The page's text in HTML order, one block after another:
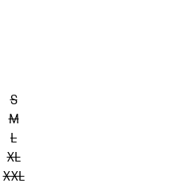
S
M
L
XL
XXL